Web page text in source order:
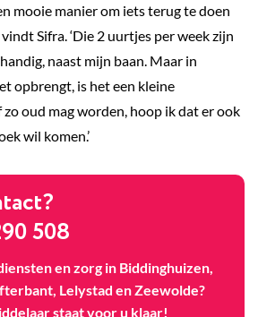
mooie manier om iets terug te doen
Sifra. ‘Die 2 uurtjes per week zijn
naast mijn baan. Maar in
opbrengt, is het een kleine
oud mag worden, hoop ik dat er ook
wil komen.’
508
en zorg in Biddinghuizen,
Lelystad en Zeewolde?
staat voor u klaar!